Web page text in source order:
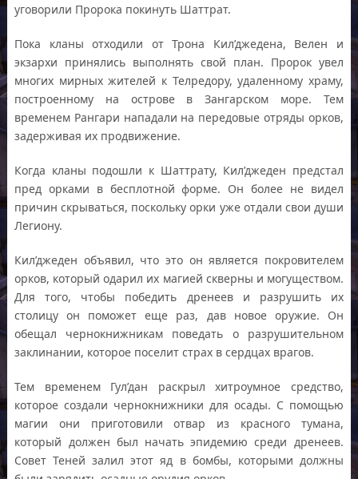
уговорили Пророка покинуть Шаттрат.
Пока кланы отходили от Трона Кил’джедена, Велен и
экзархи принялись выполнять свой план. Пророк увел
многих мирных жителей к Телредору, удаленному храму,
построенному на острове в Зангарском море. Тем
временем Рангари нападали на передовые отряды орков,
задерживая их продвижение.
Когда кланы подошли к Шаттрату, Кил’джеден предстал
пред орками в бесплотной форме. Он более не видел
причин скрываться, поскольку орки уже отдали свои души
Легиону.
Кил’джеден объявил, что это он является покровителем
орков, который одарил их магией скверны и могуществом.
Для того, чтобы победить дренеев и разрушить их
столицу он поможет еще раз, дав новое оружие. Он
обещал чернокнижникам поведать о разрушительном
заклинании, которое поселит страх в сердцах врагов.
Тем временем Гул’дан раскрыл хитроумное средство,
которое создали чернокнижники для осады. С помощью
магии они приготовили отвар из красного тумана,
который должен был начать эпидемию среди дренеев.
Совет Теней залил этот яд в бомбы, которыми должны